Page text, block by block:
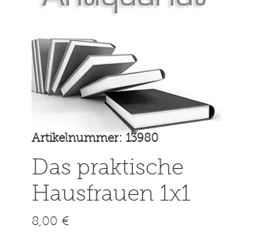
Artikelnummer: 13980
Das praktische
Hausfrauen 1x1
8,00 €Preis